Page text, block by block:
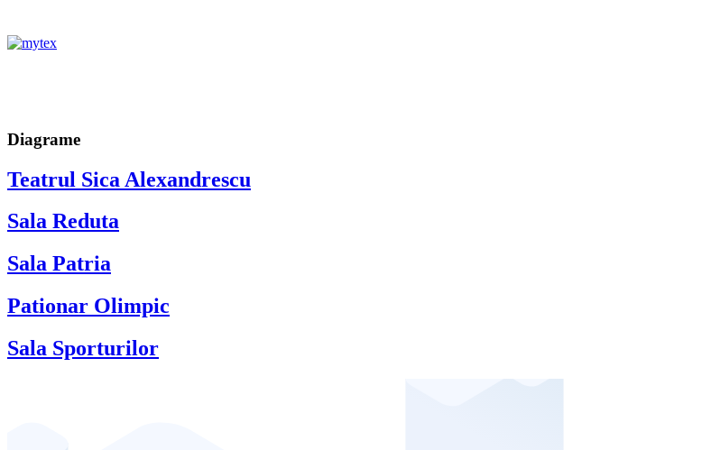
Diagrame
Teatrul Sica Alexandrescu
Sala Reduta
Sala Patria
Pationar Olimpic
Sala Sporturilor